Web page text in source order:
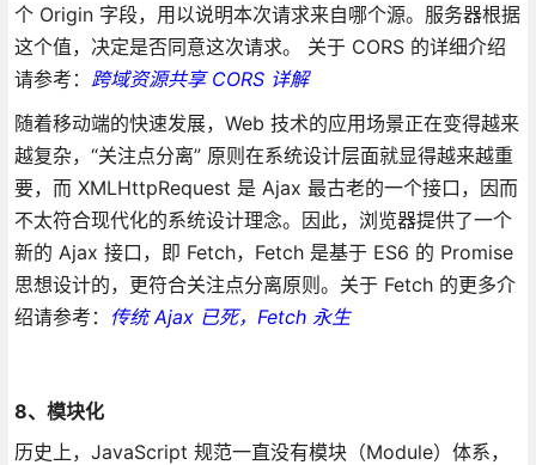
个 Origin 字段，用以说明本次请求来自哪个源。服务器根据
这个值，决定是否同意这次请求。 关于 CORS 的详细介绍
请参考： 跨域资源共享 CORS 详解
随着移动端的快速发展，Web 技术的应用场景正在变得越来
越复杂，“关注点分离” 原则在系统设计层面就显得越来越重
要，而 XMLHttpRequest 是 Ajax 最古老的一个接口，因而
不太符合现代化的系统设计理念。因此，浏览器提供了一个
新的 Ajax 接口，即 Fetch，Fetch 是基于 ES6 的 Promise
思想设计的，更符合关注点分离原则。关于 Fetch 的更多介
绍请参考：
传统 Ajax 已死，Fetch 永生
8、模块化
历史上，JavaScript 规范一直没有模块（Module）体系，